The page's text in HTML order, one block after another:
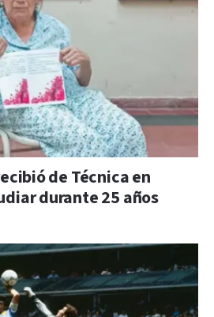
de Técnica en
durante 25 años